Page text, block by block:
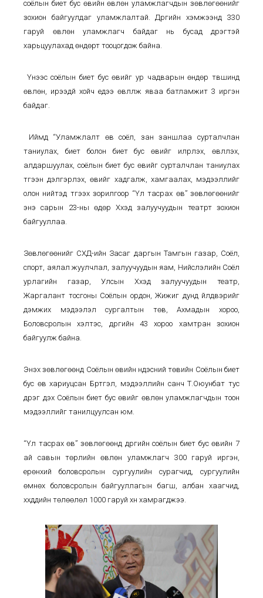
соёлын биет бус өвийн өвлөн уламжлагчдын зөвлөгөөнийг
зохион байгуулдаг уламжлалтай. Дүүргийн хэмжээнд 330
гаруй өвлөн уламжлагч байдаг нь бусад дүүрэгтэй
харьцуулахад өндөрт тооцогдож байна.
Үүнээс соёлын биет бус өвийг ур чадварын өндөр түвшинд
өвлөн, ирээдүй хойч үедээ өвлүүлж яваа батламжит 3 иргэн
байдаг.
Иймд “Уламжлалт өв соёл, зан заншлаа сурталчлан
таниулах, биет болон биет бус өвийг илрүүлэх, өвлүүлэх,
алдаршуулах, соёлын биет бус өвийг сурталчлан таниулах
түгээн дэлгэрүүлэх, өвийг хадгалж, хамгаалах, мэдээллийг
олон нийтэд түгээх зорилгоор “Үл тасрах өв” зөвлөгөөнийг
энэ сарын 23-ны өдөр Хүүхэд залуучуудын театрт зохион
байгууллаа.
Зөвлөгөөнийг СХД-ийн Засаг даргын Тамгын газар, Соёл,
спорт, аялал жуулчлал, залуучуудын яам, Нийслэлийн Соёл
урлагийн газар, Улсын Хүүхэд залуучуудын театр,
Жаргалант тосгоны Соёлын ордон, Жижиг дунд үйлдвэрийг
дэмжих мэдээлэл сургалтын төв, Ахмадын хороо,
Боловсролын хэлтэс, дүүргийн 43 хороо хамтран зохион
байгуулж байна.
Энэхүү зөвлөгөөнд Соёлын өвийн үндэсний төвийн Соёлын биет
бус өв хариуцсан Бүртгэл, мэдээллийн санч Т.Оюунбат тус
дүүрэг дэх Соёлын биет бус өвийг өвлөн уламжлагчдын тоон
мэдээллийг танилцуулсан юм.
“Үл тасрах өв” зөвлөгөөнд дүүргийн соёлын биет бус өвийн 7
ай савын төрлийн өвлөн уламжлагч 300 гаруй иргэн,
ерөнхий боловсролын сургуулийн сурагчид, сургуулийн
өмнөх боловсролын байгууллагын багш, албан хаагчид,
хүүхдүүдийн төлөөлөл 1000 гаруй хүн хамрагджээ.